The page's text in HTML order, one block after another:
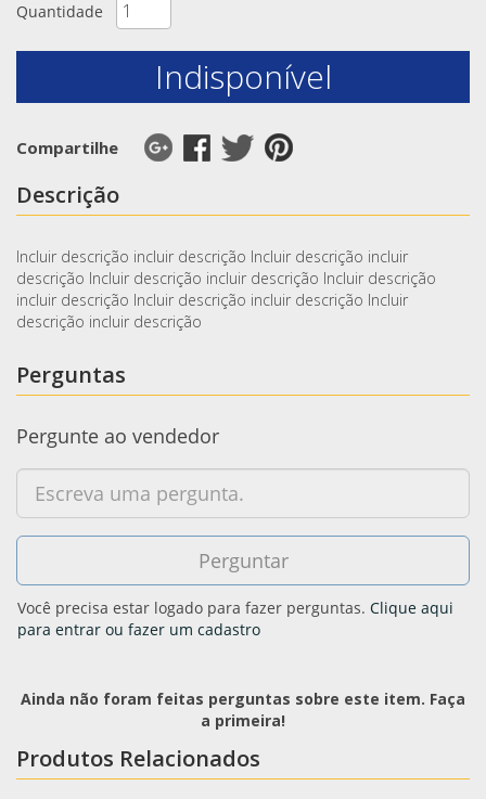
Quantidade
Indisponível
Compartilhe
Descrição
Incluir descrição incluir descrição Incluir descrição incluir
descrição Incluir descrição incluir descrição Incluir descrição
incluir descrição Incluir descrição incluir descrição Incluir
descrição incluir descrição
Perguntas
Pergunte ao vendedor
Você precisa estar logado para fazer perguntas. Clique aqui
para entrar ou fazer um cadastro
Ainda não foram feitas perguntas sobre este item. Faça
a primeira!
Produtos Relacionados